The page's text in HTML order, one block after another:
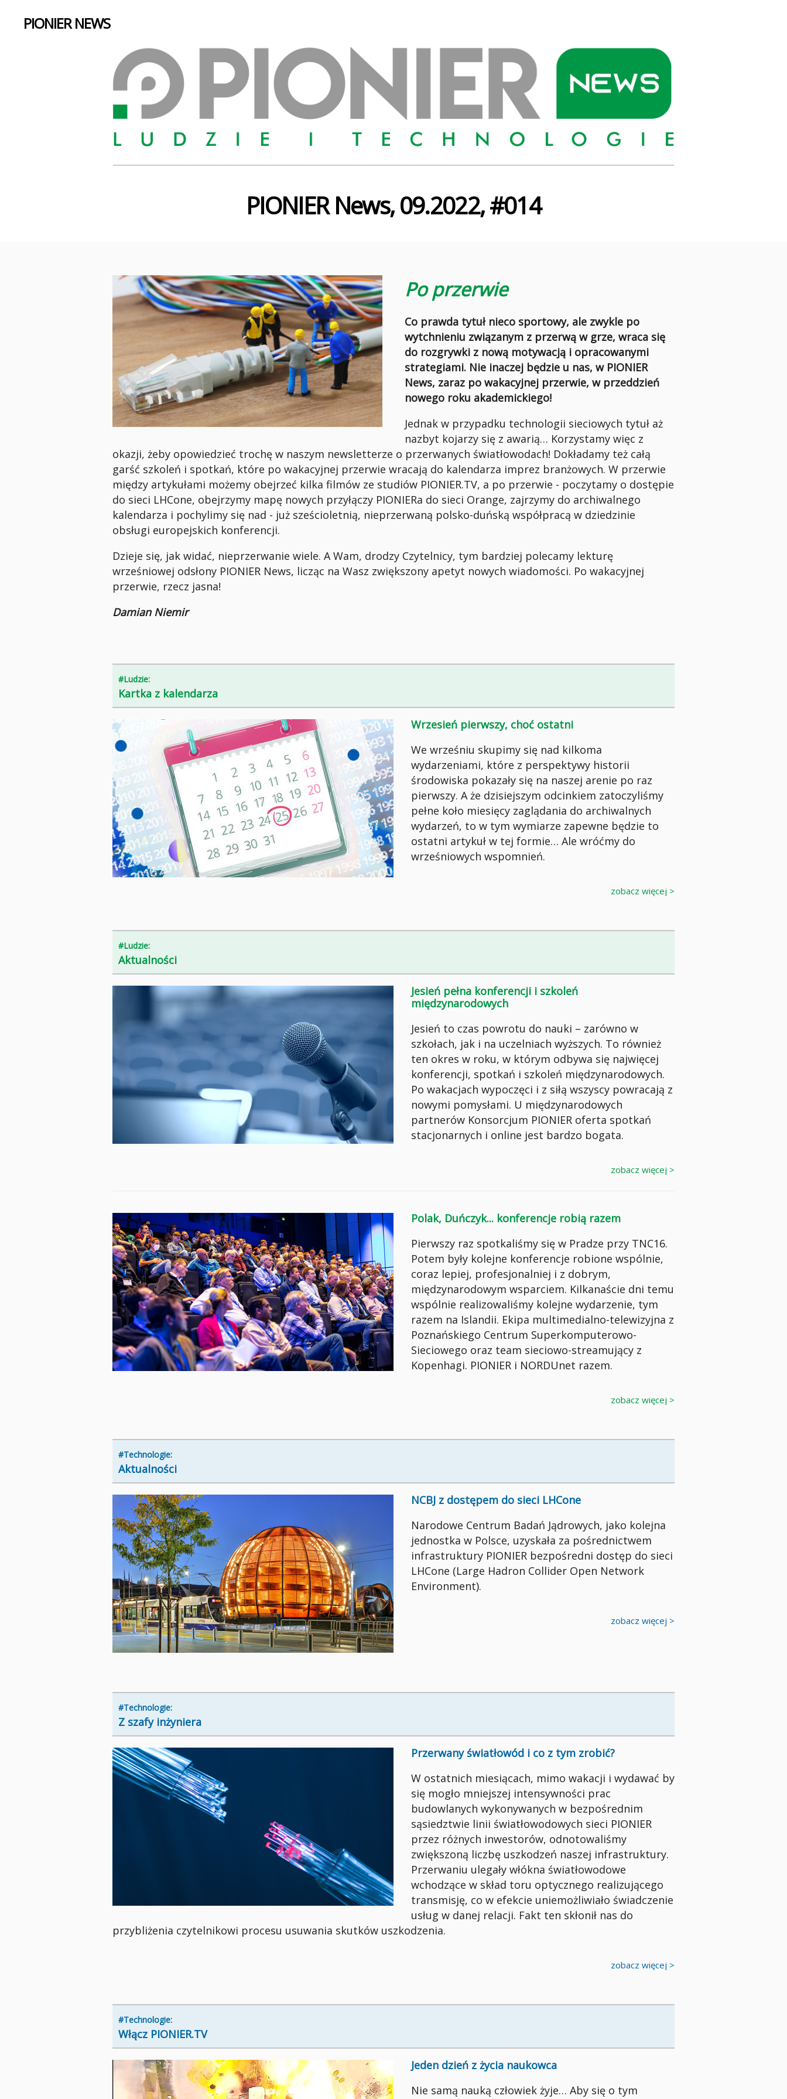
PIONIER NEWS
PIONIER News, 09.2022, #014
Po przerwie
Co prawda tytuł nieco sportowy, ale zwykle po
wytchnieniu związanym z przerwą w grze, wraca się
do rozgrywki z nową motywacją i opracowanymi
strategiami. Nie inaczej będzie u nas, w PIONIER
News, zaraz po wakacyjnej przerwie, w przeddzień
nowego roku akademickiego!
Jednak w przypadku technologii sieciowych tytuł aż
nazbyt kojarzy się z awarią… Korzystamy więc z
okazji, żeby opowiedzieć trochę w naszym newsletterze o przerwanych światłowodach! Dokładamy też całą
garść szkoleń i spotkań, które po wakacyjnej przerwie wracają do kalendarza imprez branżowych. W przerwie
między artykułami możemy obejrzeć kilka filmów ze studiów PIONIER.TV, a po przerwie - poczytamy o dostępie
do sieci LHCone, obejrzymy mapę nowych przyłączy PIONIERa do sieci Orange, zajrzymy do archiwalnego
kalendarza i pochylimy się nad - już sześcioletnią, nieprzerwaną polsko-duńską współpracą w dziedzinie
obsługi europejskich konferencji.
Dzieje się, jak widać, nieprzerwanie wiele. A Wam, drodzy Czytelnicy, tym bardziej polecamy lekturę
wrześniowej odsłony PIONIER News, licząc na Wasz zwiększony apetyt nowych wiadomości. Po wakacyjnej
przerwie, rzecz jasna!
Damian Niemir
#Ludzie:
Kartka z kalendarza
Wrzesień pierwszy, choć ostatni
We wrześniu skupimy się nad kilkoma
wydarzeniami, które z perspektywy historii
środowiska pokazały się na naszej arenie po raz
pierwszy. A że dzisiejszym odcinkiem zatoczyliśmy
pełne koło miesięcy zaglądania do archiwalnych
wydarzeń, to w tym wymiarze zapewne będzie to
ostatni artykuł w tej formie… Ale wróćmy do
wrześniowych wspomnień.
zobacz więcej >
#Ludzie:
Aktualności
Jesień pełna konferencji i szkoleń
międzynarodowych
Jesień to czas powrotu do nauki – zarówno w
szkołach, jak i na uczelniach wyższych. To również
ten okres w roku, w którym odbywa się najwięcej
konferencji, spotkań i szkoleń międzynarodowych.
Po wakacjach wypoczęci i z siłą wszyscy powracają z
nowymi pomysłami. U międzynarodowych
partnerów Konsorcjum PIONIER oferta spotkań
stacjonarnych i online jest bardzo bogata.
zobacz więcej >
Polak, Duńczyk... konferencje robią razem
Pierwszy raz spotkaliśmy się w Pradze przy TNC16.
Potem były kolejne konferencje robione wspólnie,
coraz lepiej, profesjonalniej i z dobrym,
międzynarodowym wsparciem. Kilkanaście dni temu
wspólnie realizowaliśmy kolejne wydarzenie, tym
razem na Islandii. Ekipa multimedialno-telewizyjna z
Poznańskiego Centrum Superkomputerowo-
Sieciowego oraz team sieciowo-streamujący z
Kopenhagi. PIONIER i NORDUnet razem.
zobacz więcej >
#Technologie:
Aktualności
NCBJ z dostępem do sieci LHCone
Narodowe Centrum Badań Jądrowych, jako kolejna
jednostka w Polsce, uzyskała za pośrednictwem
infrastruktury PIONIER bezpośredni dostęp do sieci
LHCone (Large Hadron Collider Open Network
Environment).
zobacz więcej >
#Technologie:
Z szafy inżyniera
Przerwany światłowód i co z tym zrobić?
W ostatnich miesiącach, mimo wakacji i wydawać by
się mogło mniejszej intensywności prac
budowlanych wykonywanych w bezpośrednim
sąsiedztwie linii światłowodowych sieci PIONIER
przez różnych inwestorów, odnotowaliśmy
zwiększoną liczbę uszkodzeń naszej infrastruktury.
Przerwaniu ulegały włókna światłowodowe
wchodzące w skład toru optycznego realizującego
transmisję, co w efekcie uniemożliwiało świadczenie
usług w danej relacji. Fakt ten skłonił nas do
przybliżenia czytelnikowi procesu usuwania skutków uszkodzenia.
zobacz więcej >
#Technologie:
Włącz PIONIER.TV
Jeden dzień z życia naukowca
Nie samą nauką człowiek żyje… Aby się o tym